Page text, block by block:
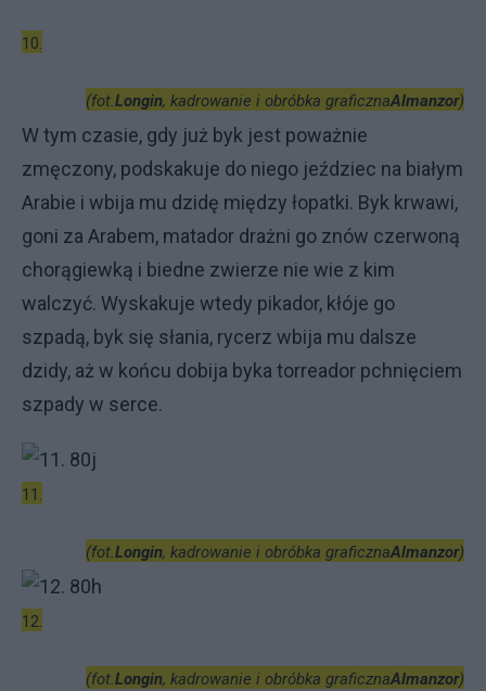
10.
(fot.Longin, kadrowanie i obróbka graficznaAlmanzor)
W tym czasie, gdy już byk jest poważnie
zmęczony, podskakuje do niego jeździec na białym
Arabie i wbija mu dzidę między łopatki. Byk krwawi,
goni za Arabem, matador drażni go znów czerwoną
chorągiewką i biedne zwierze nie wie z kim
walczyć. Wyskakuje wtedy pikador, kłóje go
szpadą, byk się słania, rycerz wbija mu dalsze
dzidy, aż w końcu dobija byka torreador pchnięciem
szpady w serce.
11.
(fot.Longin, kadrowanie i obróbka graficznaAlmanzor)
12.
(fot.Longin, kadrowanie i obróbka graficznaAlmanzor)